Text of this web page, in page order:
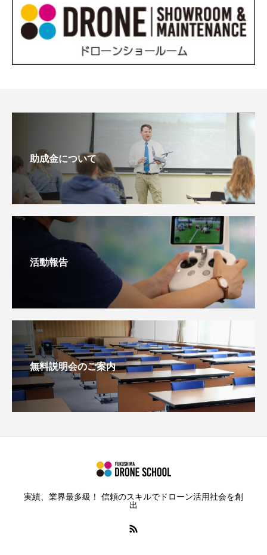
助成金について
活動報告
無料説明会のご案内
実績、業界最多級！ 信頼のスキルでドローン活用社会を創
出